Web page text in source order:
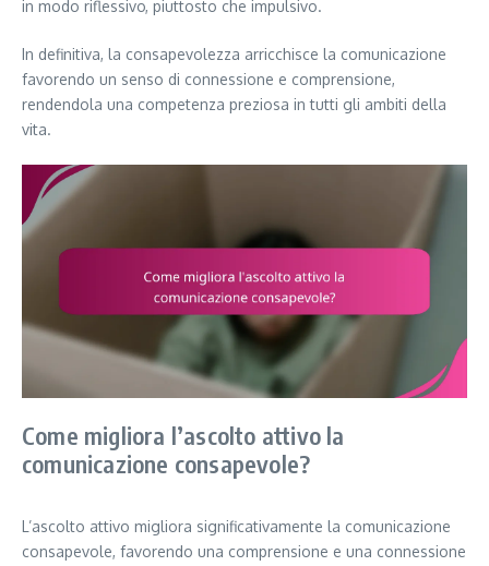
in modo riflessivo, piuttosto che impulsivo.
In definitiva, la consapevolezza arricchisce la comunicazione
favorendo un senso di connessione e comprensione,
rendendola una competenza preziosa in tutti gli ambiti della
vita.
Come migliora l’ascolto attivo la
comunicazione consapevole?
L’ascolto attivo migliora significativamente la comunicazione
consapevole, favorendo una comprensione e una connessione